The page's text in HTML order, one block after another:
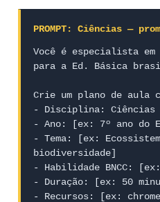
PROMPT: Ciências —
Você é especialista
para a Ed. Básica
Crie um plano de aula
- Disciplina: Ciências
- Ano: [ex: 7º ano do
- Tema: [ex:
biodiversidade]
- Habilidade BNCC: [ex:
- Duração: [ex: 50
- Recursos: [ex: